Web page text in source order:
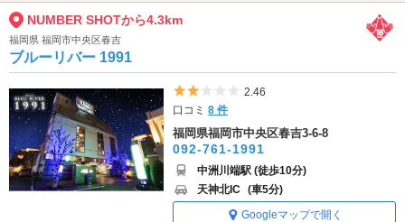
NUMBER SHOTから4.3km
福岡県 福岡市中央区春吉
ブルーリバー 1991
5つ星のうち2
2.46
口コミ8 件
福岡県福岡市中央区春吉3-6-8
092-761-1991
中洲川端駅 (徒歩10分)
天神北IC (車5分)
Googleマップで開く